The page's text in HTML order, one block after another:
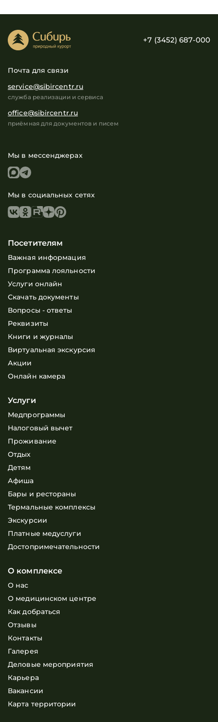
+7 (3452) 687-000
Почта для связи
service@sibircentr.ru
служба реализации и сервиса
office@sibircentr.ru
приёмная для документов и писем
Мы в мессенджерах
Мы в социальных сетях
Посетителям
Важная информация
Программа лояльности
Услуги онлайн
Скачать документы
Вопросы - ответы
Реквизиты
Книги и журналы
Виртуальная экскурсия
Акции
Онлайн камера
Услуги
Медпрограммы
Налоговый вычет
Проживание
Отдых
Детям
Афиша
Бары и рестораны
Термальные комплексы
Экскурсии
Платные медуслуги
Достопримечательности
О комплексе
О нас
О медицинском центре
Как добраться
Отзывы
Контакты
Галерея
Деловые мероприятия
Карьера
Вакансии
Карта территории